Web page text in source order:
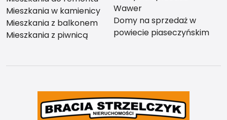
Mieszkania w kamienicy
Mieszkania z balkonem
Mieszkania z piwnicą
Wawer
Domy na sprzedaż w
powiecie piaseczyńskim